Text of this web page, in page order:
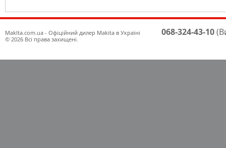
Maklta.com.ua - Офіційний дилер Makita в Україні
© 2026 Всі права захищені.
068-324-43-10